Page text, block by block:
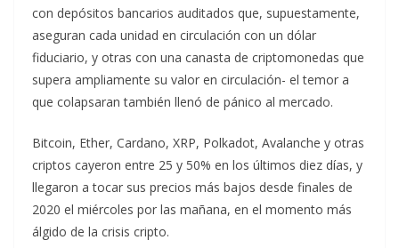
con depósitos bancarios auditados que, supuestamente,
aseguran cada unidad en circulación con un dólar
fiduciario, y otras con una canasta de criptomonedas que
supera ampliamente su valor en circulación- el temor a
que colapsaran también llenó de pánico al mercado.
Bitcoin, Ether, Cardano, XRP, Polkadot, Avalanche y otras
criptos cayeron entre 25 y 50% en los últimos diez días, y
llegaron a tocar sus precios más bajos desde finales de
2020 el miércoles por las mañana, en el momento más
álgido de la crisis cripto.